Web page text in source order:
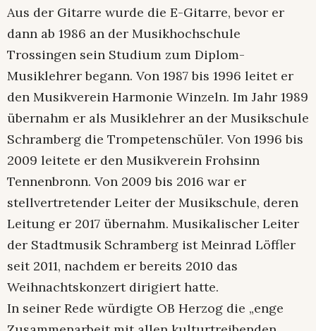
Aus der Gitarre wurde die E-Gitarre, bevor er
dann ab 1986 an der Musikhochschule
Trossingen sein Studium zum Diplom-
Musiklehrer begann. Von 1987 bis 1996 leitet er
den Musikverein Harmonie Winzeln. Im Jahr 1989
übernahm er als Musiklehrer an der Musikschule
Schramberg die Trompetenschüler. Von 1996 bis
2009 leitete er den Musikverein Frohsinn
Tennenbronn. Von 2009 bis 2016 war er
stellvertretender Leiter der Musikschule, deren
Leitung er 2017 übernahm. Musikalischer Leiter
der Stadtmusik Schramberg ist Meinrad Löffler
seit 2011, nachdem er bereits 2010 das
Weihnachtskonzert dirigiert hatte.
In seiner Rede würdigte OB Herzog die „enge